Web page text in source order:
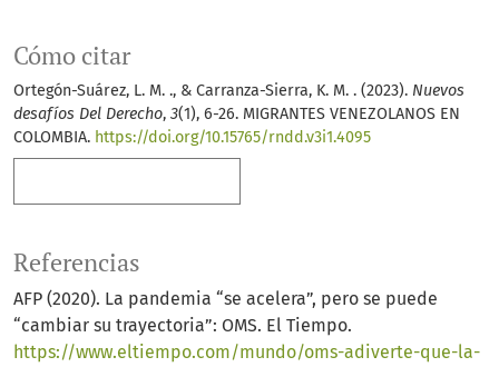
Cómo citar
Ortegón-Suárez, L. M. ., & Carranza-Sierra, K. M. . (2023). Nuevos
desafíos Del Derecho, 3(1), 6-26. MIGRANTES VENEZOLANOS EN
COLOMBIA. https://doi.org/10.15765/rndd.v3i1.4095
Referencias
AFP (2020). La pandemia “se acelera”, pero se puede
“cambiar su trayectoria”: OMS. El Tiempo.
https://www.eltiempo.com/mundo/oms-adiverte-que-la-